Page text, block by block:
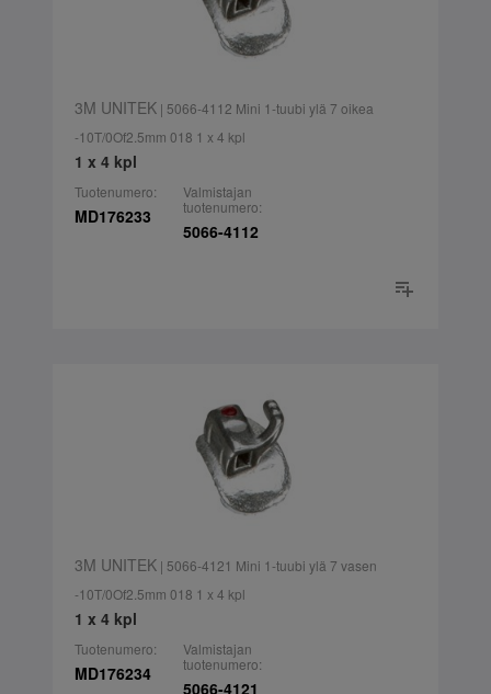
3M UNITEK| 5066-4112 Mini 1-tuubi ylä 7 oikea
-10T/0Of2.5mm 018 1 x 4 kpl
1 x 4 kpl
Tuotenumero:
MD176233
Valmistajan
tuotenumero:
5066-4112
3M UNITEK| 5066-4121 Mini 1-tuubi ylä 7 vasen
-10T/0Of2.5mm 018 1 x 4 kpl
1 x 4 kpl
Tuotenumero:
MD176234
Valmistajan
tuotenumero:
5066-4121